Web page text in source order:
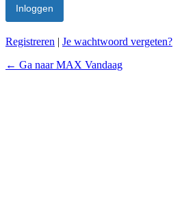
Registreren | Je wachtwoord vergeten?
← Ga naar MAX Vandaag